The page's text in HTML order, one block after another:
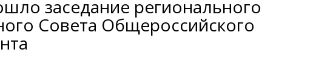
Интерактивная карта
Песни о Колыме
Кинохроника Магадана
3D районы города
Кванториум
Визит
УМВД
Косторезы Магадана
заседание регионального
Совета Общероссийского